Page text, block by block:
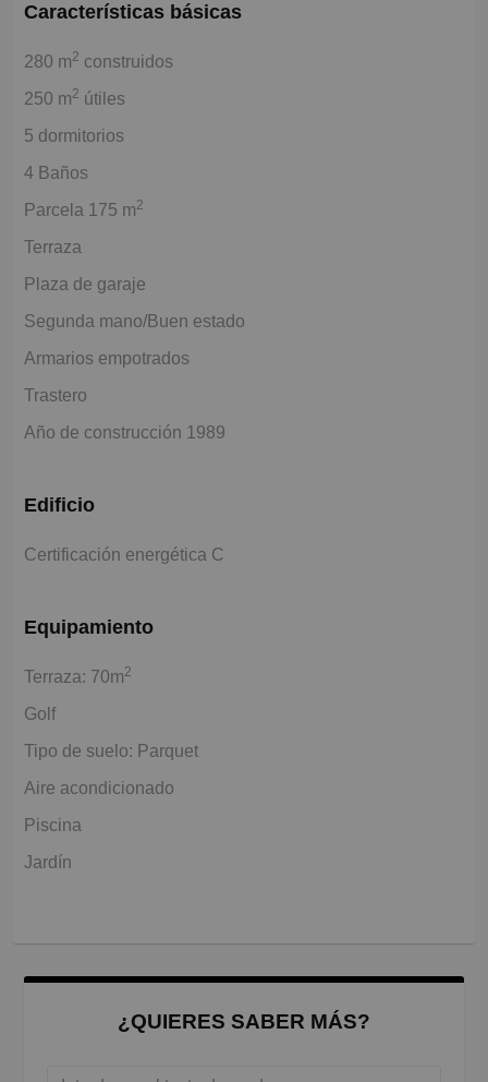
Características básicas
280 m2 construidos
250 m2 útiles
5 dormitorios
4 Baños
Parcela 175 m2
Terraza
Plaza de garaje
Segunda mano/Buen estado
Armarios empotrados
Trastero
Año de construcción 1989
Edificio
Certificación energética C
Equipamiento
Terraza: 70m2
Golf
Tipo de suelo: Parquet
Aire acondicionado
Piscina
Jardín
¿QUIERES SABER MÁS?